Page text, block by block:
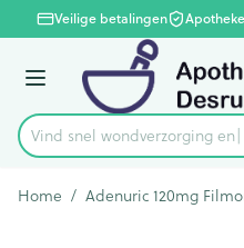
Ga naar de inhoud
1 van 1Veilige betalingen
Menu
Product, merk, categorie...
Vind snel wondver
Home / Adenuric 120mg